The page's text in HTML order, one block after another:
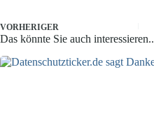
VORHERIGER
Das könnte Sie auch interessieren..